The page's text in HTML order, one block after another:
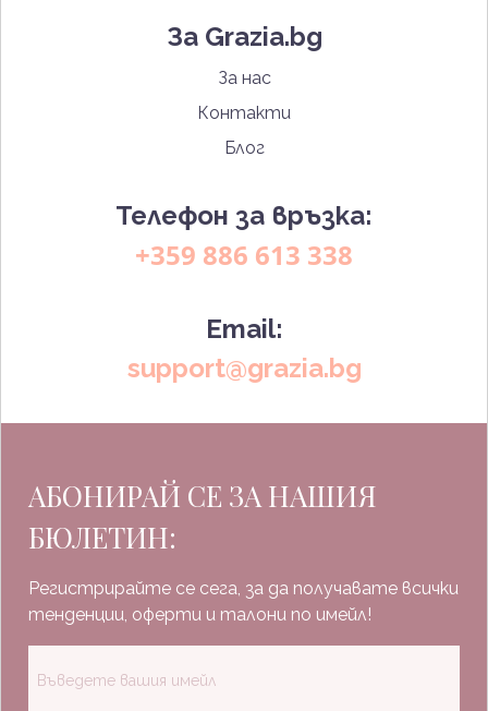
За Grazia.bg
За нас
Контакти
Блог
Телефон за връзка:
+359 886 613 338
Email:
support@grazia.bg
АБОНИРАЙ СЕ ЗА НАШИЯ
БЮЛЕТИН:
Регистрирайте се сега, за да получавате всички
тенденции, оферти и талони по имейл!